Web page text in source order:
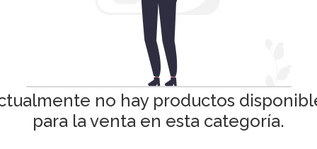
no hay productos
para la venta en esta categoría.